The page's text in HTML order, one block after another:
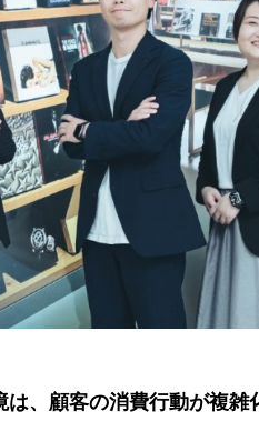
、顧客の消費行動が複雑